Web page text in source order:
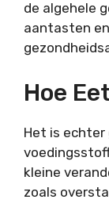
de algehele
aantasten
Hoe
Het is echter
kleine
zoals